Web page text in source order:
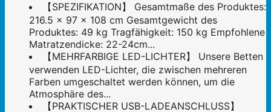
【SPEZIFIKATION】 Gesamtmaße des Produktes:
216.5 x 97 x 108 cm Gesamtgewicht des
Produktes: 49 kg Tragfähigkeit: 150 kg Empfohlene
Matratzendicke: 22-24cm...
【MEHRFARBIGE LED-LICHTER】 Unsere Betten
verwenden LED-Lichter, die zwischen mehreren
Farben umgeschaltet werden können, um die
Atmosphäre des...
【PRAKTISCHER USB-LADEANSCHLUSS】